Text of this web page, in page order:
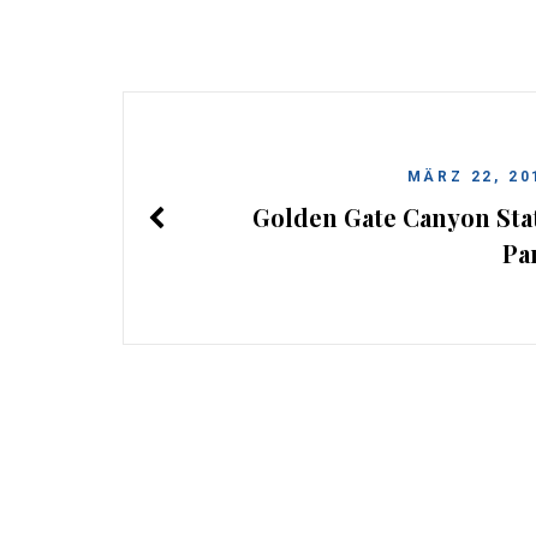
MÄRZ 22,
Golden Gate Canyon